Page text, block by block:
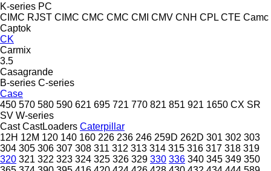
K-series PC
CIMC RJST CIMC CMC CMC CMI CMV CNH CPL CTE Camc
Captok
CK
Carmix
3.5
Casagrande
B-series C-series
Case
450 570 580 590 621 695 721 770 821 851 921 1650 CX SR
SV W-series
Cast CastLoaders Caterpillar
12H 12M 120 140 160 226 236 246 259D 262D 301 302 303
304 305 306 307 308 311 312 313 314 315 316 317 318 319
320 321 322 323 324 325 326 329 330 336 340 345 349 350